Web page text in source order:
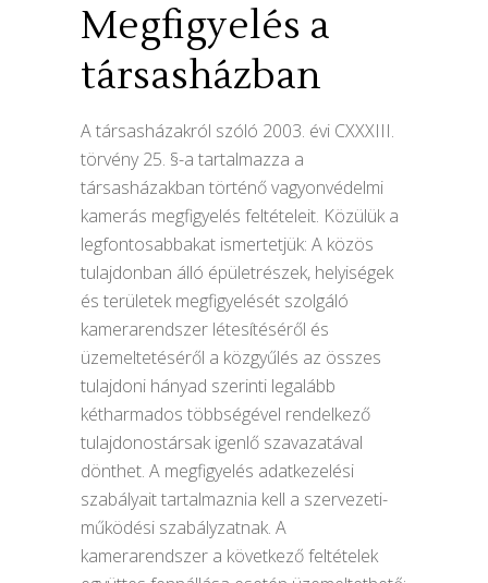
Megfigyelés a
társasházban
A társasházakról szóló 2003. évi CXXXIII.
törvény 25. §-a tartalmazza a
társasházakban történő vagyonvédelmi
kamerás megfigyelés feltételeit. Közülük a
legfontosabbakat ismertetjük: A közös
tulajdonban álló épületrészek, helyiségek
és területek megfigyelését szolgáló
kamerarendszer létesítéséről és
üzemeltetéséről a közgyűlés az összes
tulajdoni hányad szerinti legalább
kétharmados többségével rendelkező
tulajdonostársak igenlő szavazatával
dönthet. A megfigyelés adatkezelési
szabályait tartalmaznia kell a szervezeti-
működési szabályzatnak. A
kamerarendszer a következő feltételek